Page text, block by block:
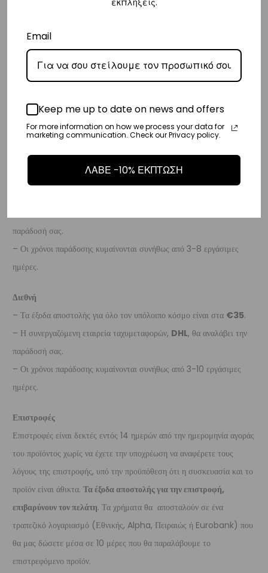
– Προσφέρουμε επίσης αντικαταβολή για παραγγελίες σε όλη την
Κύπρος
– Τα έξοδα αποστολής για Κύπρο είναι στα
€16
την παράδοσή σας.
– Οι χρόνοι παράδοσης κυμαίνονται συνήθως από 2-7 εργάσιμες
παράδοσή σας.
– Οι χρόνοι παράδοσης κυμαίνονται συνήθως από 3-8 εργάσιμες
ημέρες.
Διεθνή
– Τα έξοδα αποστολής για όλο τον υπόλοιπο κόσμο είναι στα €35.
– Η συνεργαζόμενη εταιρεία ταχυμεταφορών, DHL, θα αναλάβει την
παράδοσή σας.
– Οι χρόνοι παράδοσης κυμαίνονται συνήθως από 3-10 εργάσιμες
ημέρες.
Επιστροφές
Επιστροφές είναι δεκτές εντός 14 ημερών από την ημερομηνία αγοράς
του προϊόντος χωρίς να έχετε την υποχρέωση να αναφέρετε τους
λόγους της επιστροφής, υπό την προϋπόθεση ότι η συσκευασία και το
προϊόν είναι άθικτα. Τα έξοδα αποστολής για την επιστροφή,
επιβαρύνουν τον πελάτη. Τα χρήματα θα αποσταλούν σε ένα
τραπεζικό λογαριασμό (Εθνικής, Alpha, Πειραιώς ή Eurobank) που
θα μας δώσετε μέσα σε 10 μέρες που θα παραλάβουμε το
επιστρεφόμενο προϊόν.
Email
Keep me up to date on news and offers
For more information on how we process your data for
marketing communication. Check our Privacy policy.
ΛΑΒΕ -10% ΕΚΠΤΩΣΗ